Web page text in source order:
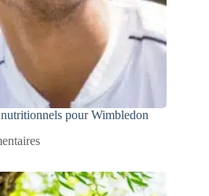
pour Wimbledon